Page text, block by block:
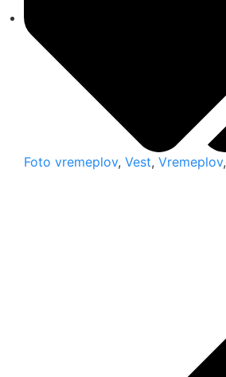
Foto vremeplov, Vest, Vremeplov,